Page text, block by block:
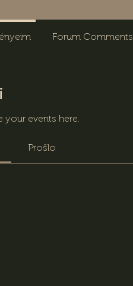
your events here.
Prošlo
Forum Comments